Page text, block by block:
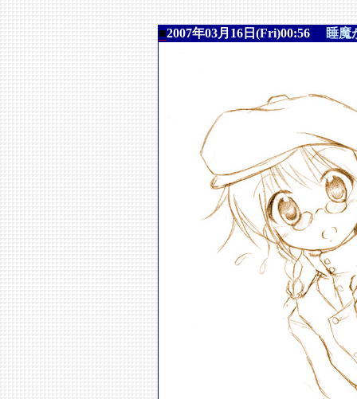
■2007年03月16日(Fri)00:56 睡魔